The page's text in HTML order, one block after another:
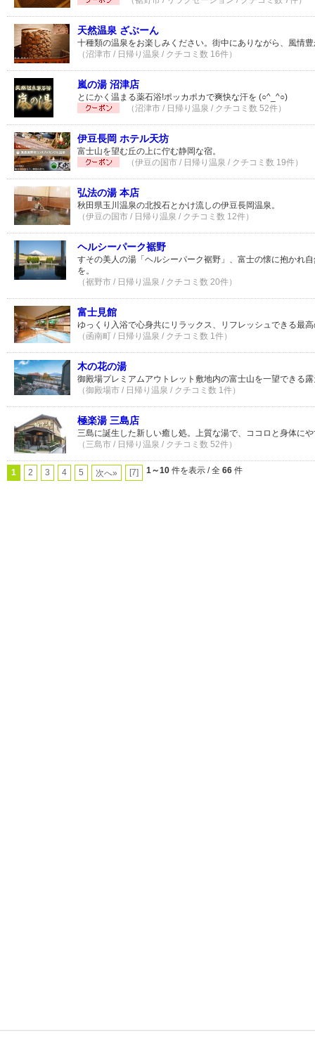
天然温泉 ざぶーん
十種類の温泉をお楽しみください。街中にありながら、風情
（沼津市 / 日帰り温泉 / クチコミ数 16件）
嵐の湯 沼津店
とにかく温まる薬石浴!ポッカポカで爽快な汗を (○^_^○)
（沼津市 / 日帰り温泉 / クチコミ数 52件）
伊豆長岡 ホテル天坊
富士山を望む丘の上に佇む静岡な宿。
（伊豆の国市 / 日帰り温泉 / クチコミ数 19件）
弘法の湯 本店
秋田県玉川温泉の北投石とかけ流しの伊豆長岡温泉。
（伊豆の国市 / 日帰り温泉 / クチコミ数 12件）
ヘルシーパーク裾野
すその美人の湯「ヘルシーパーク裾野」、富士の懐に抱かれ
を。
（裾野市 / 日帰り温泉 / クチコミ数 20件）
富士見館
ゆっくり入浴で心身共にリラックス、リフレッシュできる最
（函南町 / 日帰り温泉 / クチコミ数 1件）
木の花の湯
御殿場プレミアムアウトレット敷地内の富士山を一望できる
（御殿場市 / 日帰り温泉 / クチコミ数 1件）
極楽湯 三島店
三島に誕生した新しい癒し処。上質な湯で、ココロと身体に
（三島市 / 日帰り温泉 / クチコミ数 52件）
1 2 3 4 5 次へ» [7] 1～10 件を表示 / 全 66 件